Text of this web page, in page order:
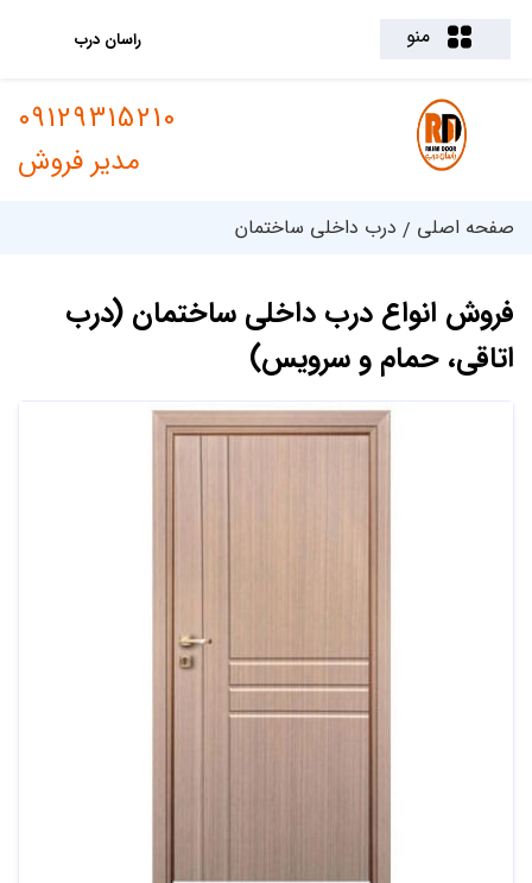
منو راسان درب
09129315210
مدیر فروش
صفحه اصلی درب داخلی ساختمان
فروش انواع درب داخلی ساختمان (درب
اتاقی، حمام و سرویس)